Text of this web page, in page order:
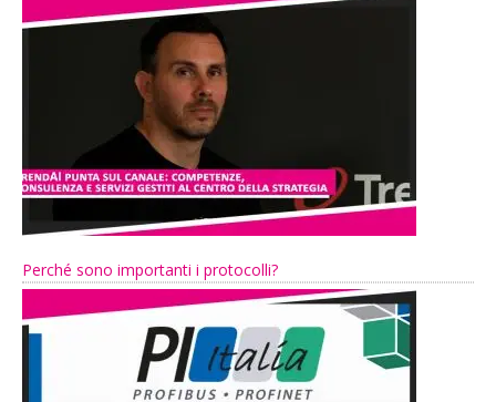
Perché sono importanti i protocolli?